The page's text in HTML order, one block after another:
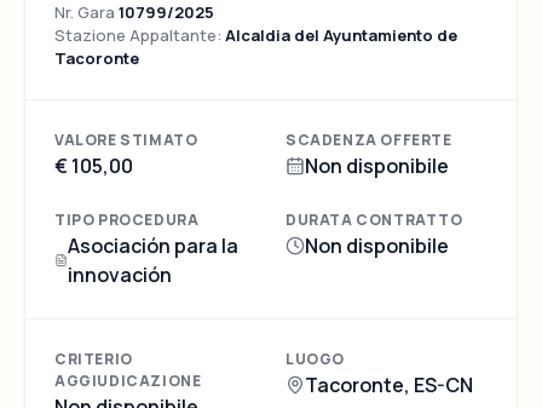
Nr. Gara 10799/2025
Stazione Appaltante: Alcaldia del Ayuntamiento de
Tacoronte
VALORE STIMATO
€ 105,00
SCADENZA OFFERTE
Non disponibile
TIPO PROCEDURA
Asociación para la
innovación
DURATA CONTRATTO
Non disponibile
CRITERIO
AGGIUDICAZIONE
LUOGO
Tacoronte, ES-CN